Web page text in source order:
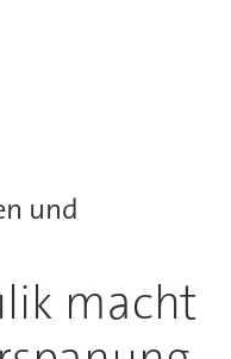
und
macht